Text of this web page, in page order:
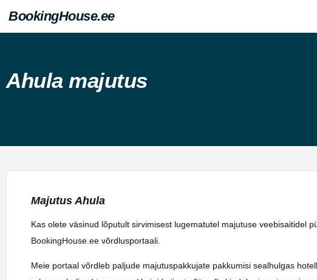
BookingHouse.ee
Ahula majutus
Majutus Ahula
Kas olete väsinud lõputult sirvimisest lugematutel majutuse veebisaitidel
BookingHouse.ee võrdlusportaali.
Meie portaal võrdleb paljude majutuspakkujate pakkumisi sealhulgas